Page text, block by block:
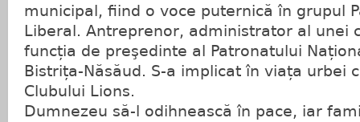
municipal, fiind o voce puternică în grupul
Liberal. Antreprenor, administrator al unei
funcția de preşedinte al Patronatului
Bistrița-Năsăud. S-a implicat în viața urbei
Clubului Lions.
Dumnezeu să-l odihnească în pace, iar